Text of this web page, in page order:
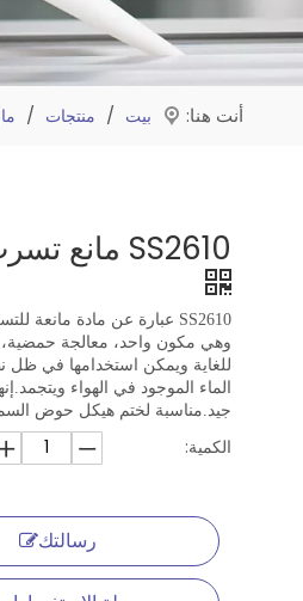
أنت هنا: بيت / منتجات /
SS2610 مانع تسرب زجاج السيليكون الحمضي
وهي مكون واحد، معالجة حمضية،
للغاية ويمكن استخدامها في
الماء الموجود في الهواء
جيد.مناسبة لختم هيكل حوض
الكمية:
رسالتك